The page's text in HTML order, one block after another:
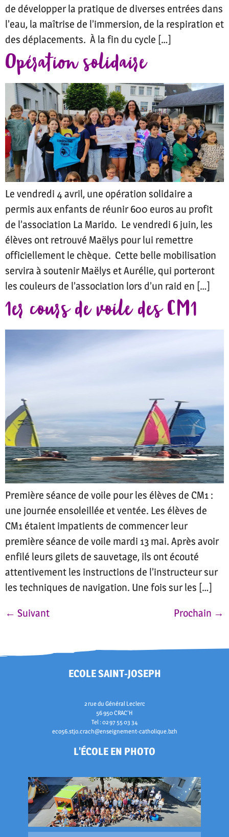
de développer la pratique de diverses entrées dans
l’eau, la maîtrise de l’immersion, de la respiration et
des déplacements. À la fin du cycle […]
Opération solidaire
Le vendredi 4 avril, une opération solidaire a
permis aux enfants de réunir 600 euros au profit
de l’association La Marido. Le vendredi 6 juin, les
élèves ont retrouvé Maëlys pour lui remettre
officiellement le chèque. Cette belle mobilisation
servira à soutenir Maëlys et Aurélie, qui porteront
les couleurs de l’association lors d’un raid en […]
1er cours de voile des CM1
Première séance de voile pour les élèves de CM1 :
une journée ensoleillée et ventée. Les élèves de
CM1 étaient impatients de commencer leur
première séance de voile mardi 13 mai. Après avoir
enfilé leurs gilets de sauvetage, ils ont écouté
attentivement les instructions de l’instructeur sur
les techniques de navigation. Une fois sur les […]
← Suivant Prochain →
ECOLE SAINT-JOSEPH
2 rue du Général Leclerc
56 950 CRAC'H
Tel : 02 97 55 03 34
eco56.stjo.crach@enseignement-catholique.bzh
L'ÉCOLE EN PHOTO